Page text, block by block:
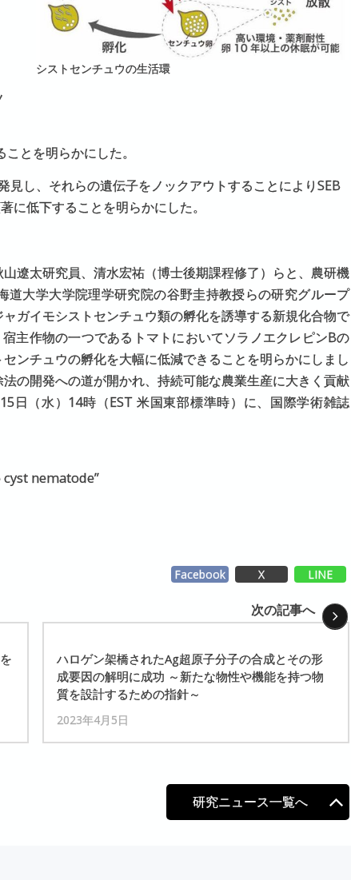
シストセンチュウの生活環
とを明らかにした。
見し、それらの遺伝子をノックアウトすることによりSEB
に低下することを明らかにした。
遼太研究員、清水宏祐（博士後期課程修了）らと、農研機
大学大学院理学研究院の谷野圭持教授らの研究グループ
ガイモシストセンチュウ類の孵化を誘導する新規化合物で
主作物の一つであるトマトにおいてソラノエクレピンBの
ンチュウの孵化を大幅に低減できることを明らかにしまし
の開発への道が開かれ、持続可能な農業生産に大きく貢献
日（水）14時（EST 米国東部標準時）に、国際学術雑誌
nematode”
Facebook X LINE
次の記事へ
ハロゲン架橋されたAg超原子分子の合成とその形
成要因の解明に成功 ～新たな物性や機能を持つ物
質を設計するための指針～
2023年4月5日
研究ニュース一覧へ